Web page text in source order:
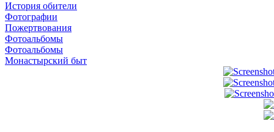
История обители
Фотографии
Пожертвования
Фотоальбомы
Фотоальбомы
Монастырский быт